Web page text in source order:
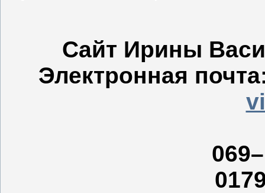
Сайт Ирины
Электронная